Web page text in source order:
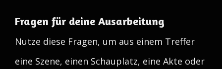
Fragen für deine Ausarbeitung
Nutze diese Fragen, um aus einem Treffer
eine Szene, einen Schauplatz, eine Akte oder